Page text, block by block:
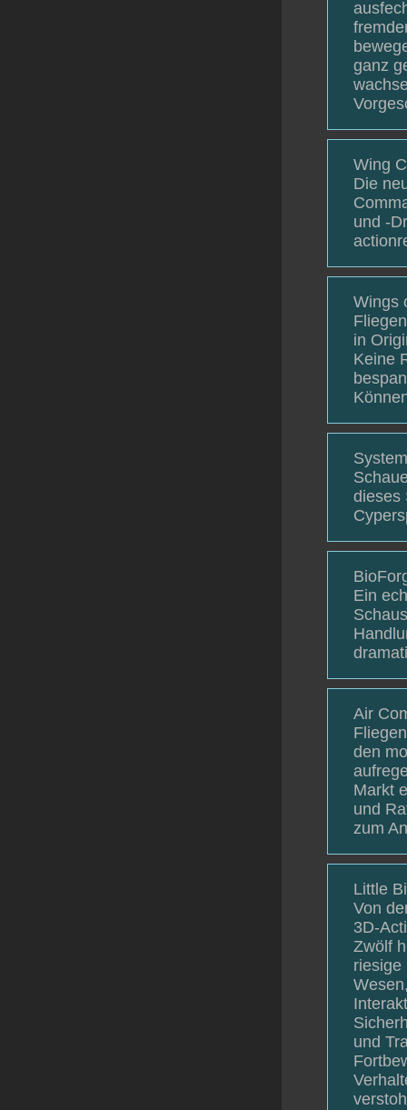
ganz
Wing
Die
und -
Wings
in
Keine
dieses
Ein
Air
den
Markt
und
zum
Little
Von
3D-
Zwölf
riesige
und